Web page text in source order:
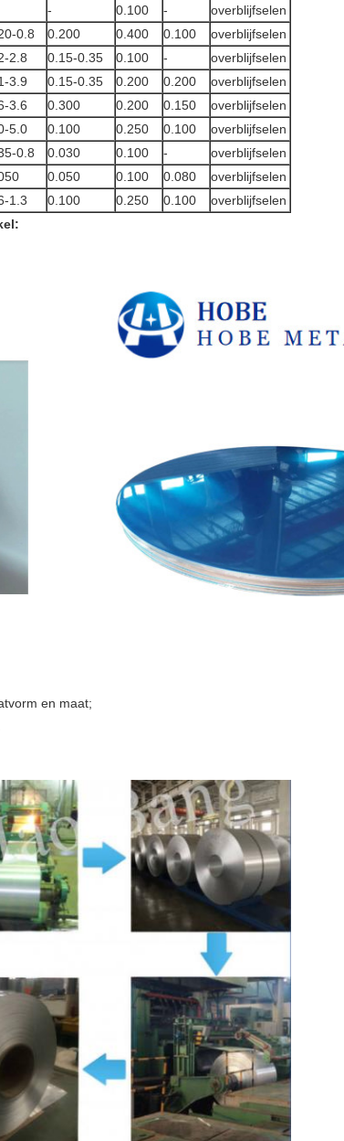
- 0.100 -
overblijfselen
0.8 0.200 0.400 0.100
overblijfselen
2.8 0.15-0.35 0.100 -
overblijfselen
3.9 0.15-0.35 0.200 0.200
overblijfselen
3.6 0.300 0.200 0.150
overblijfselen
5.0 0.100 0.250 0.100
overblijfselen
0.8 0.030 0.100 -
overblijfselen
0.050 0.100 0.080
overblijfselen
1.3 0.100 0.250 0.100
overblijfselen
en maat;